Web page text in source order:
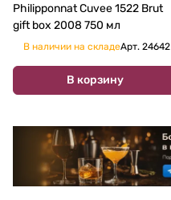
Philipponnat Cuvee 1522 Brut
gift box 2008 750 мл
В наличии на складеАрт. 24642
В корзину